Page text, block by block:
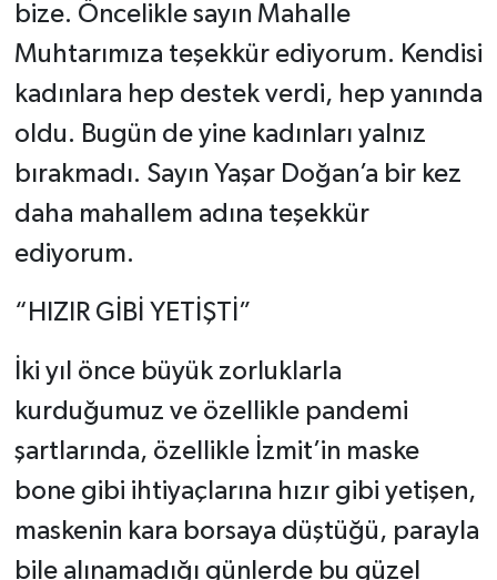
bize. Öncelikle sayın Mahalle
Muhtarımıza teşekkür ediyorum. Kendisi
kadınlara hep destek verdi, hep yanında
oldu. Bugün de yine kadınları yalnız
bırakmadı. Sayın Yaşar Doğan’a bir kez
daha mahallem adına teşekkür
ediyorum.
“HIZIR GİBİ YETİŞTİ”
İki yıl önce büyük zorluklarla
kurduğumuz ve özellikle pandemi
şartlarında, özellikle İzmit’in maske
bone gibi ihtiyaçlarına hızır gibi yetişen,
maskenin kara borsaya düştüğü, parayla
bile alınamadığı günlerde bu güzel